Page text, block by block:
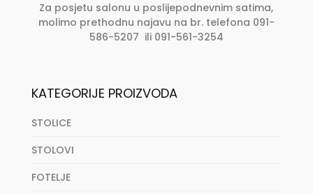
Za posjetu salonu u poslijepodnevnim satima,
molimo prethodnu najavu na br. telefona 091-
586-5207 ili 091-561-3254
KATEGORIJE PROIZVODA
STOLICE
STOLOVI
FOTELJE